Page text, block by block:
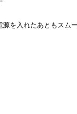
を入れたあともスム